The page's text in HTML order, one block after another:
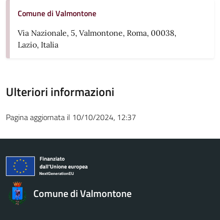
Comune di Valmontone
Via Nazionale, 5, Valmontone, Roma, 00038,
Lazio, Italia
Ulteriori informazioni
Pagina aggiornata il 10/10/2024, 12:37
Comune di Valmontone